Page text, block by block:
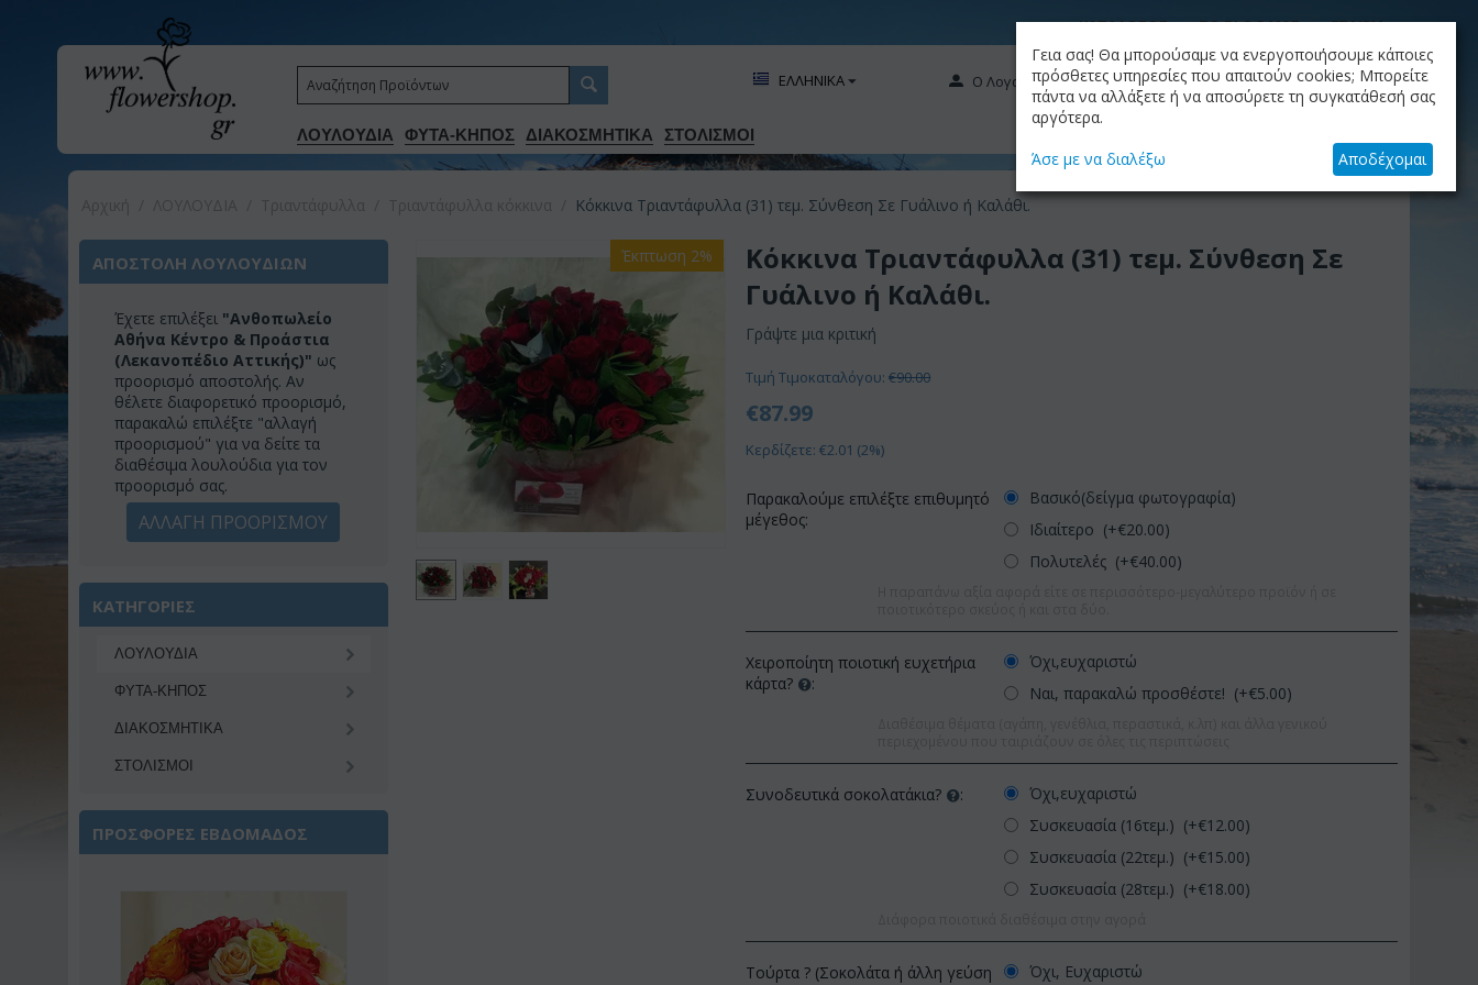
ΚΑΤΑΛΟΓΟΣ ΤΟ BLOG ΜΑΣ ΕΤΑΙΡΙΑ
ΛΟΥΛΟΥΔΙΑ ΦΥΤΑ-ΚΗΠΟΣ ΔΙΑΚΟΣΜΗΤΙΚA ΣΤΟΛΙΣΜΟΙ
Ο Λογαριασμός μου
ΕΛΛΗΝΙΚΑ
+30.210.9319884
ΚΑΛΆΘΙ
Το καλάθι είναι άδειο
Κόκκινα Τριαντάφυλλα (31) τεμ. Σύνθεση Σε Γυάλινο ή Καλάθι.
ΑΠΟΣΤΟΛΗ ΛΟΥΛΟΥΔΙΩΝ
Έχετε επιλέξει "Ανθοπωλείο
Αθήνα Κέντρο & Προάστια
(Λεκανοπέδιο Αττικής)" ως
προορισμό αποστολής. Αν
θέλετε διαφορετικό προορισμό,
παρακαλώ επιλέξτε "αλλαγή
προορισμού" για να δείτε τα
διαθέσιμα λουλούδια για τον
προορισμό σας.
ΑΛΛΑΓΗ ΠΡΟΟΡΙΣΜΟΥ
ΚΑΤΗΓΟΡΙΕΣ
ΛΟΥΛΟΥΔΙΑ
ΦΥΤΑ-ΚΗΠΟΣ
ΔΙΑΚΟΣΜΗΤΙΚA
ΣΤΟΛΙΣΜΟΙ
ΠΡΟΣΦΟΡΕΣ ΕΒΔΟΜΑΔΟΣ
Έκπτωση 2%
Κόκκινα Τριαντάφυλλα (31) τεμ. Σύνθεση Σε
Γυάλινο ή Καλάθι.
Γράψτε μια κριτική
Τιμή Τιμοκαταλόγου: €90.00
€87.99
Κερδίζετε: €2.01 (2%)
Παρακαλούμε επιλέξτε επιθυμητό
μέγεθος:
Βασικό(δείγμα φωτογραφία)
Ιδιαίτερο (+€20.00)
Πολυτελές (+€40.00)
Χειροποίητη ποιοτική ευχετήρια
κάρτα?
:
Όχι,ευχαριστώ
Ναι, παρακαλώ προσθέστε! (+€5.00)
Συνοδευτικά σοκολατάκια? :
Όχι,ευχαριστώ
Συσκευασία (16τεμ.) (+€12.00)
Συσκευασία (22τεμ.) (+€15.00)
Συσκευασία (28τεμ.) (+€18.00)
Τούρτα ? (Σοκολάτα ή άλλη γεύση
Όχι, Ευχαριστώ
Γεια σας! Θα μπορούσαμε να ενεργοποιήσουμε κάποιες
πρόσθετες υπηρεσίες που απαιτούν cookies; Μπορείτε
πάντα να αλλάξετε ή να αποσύρετε τη συγκατάθεσή σας
αργότερα.
Άσε με να διαλέξω Αποδέχομαι